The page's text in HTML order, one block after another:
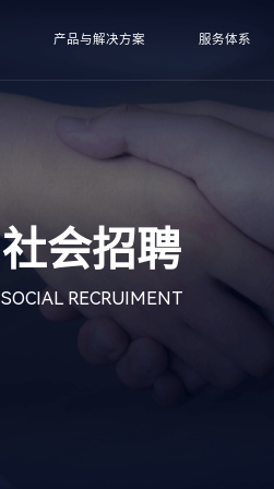
产品与解决方案 服务体系
社会招聘
SOCIAL RECRUIMENT